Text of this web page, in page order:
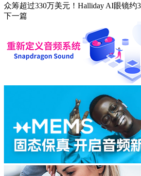
众筹超过330万美元！Halliday AI眼镜约
下一篇